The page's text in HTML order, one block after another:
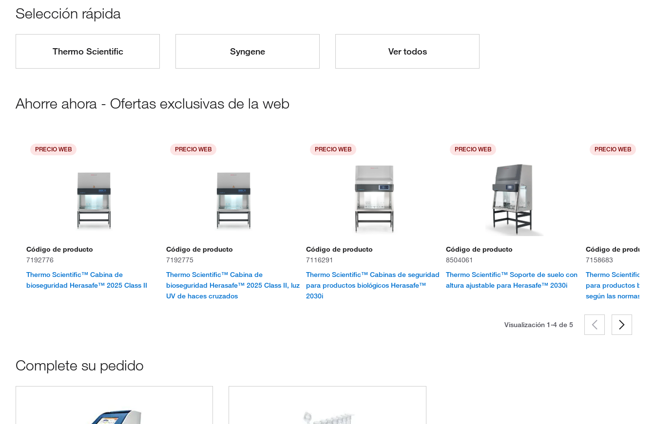
Selección rápida
Thermo Scientific Syngene Ver todos
Ahorre ahora - Ofertas exclusivas de la web
PRECIO WEB
Código de producto
7192776
Thermo Scientific™ Cabina de
bioseguridad Herasafe™ 2025 Class II
PRECIO WEB
Código de producto
7192775
Thermo Scientific™ Cabina de
bioseguridad Herasafe™ 2025 Class II, luz
UV de haces cruzados
PRECIO WEB
Código de producto
7116291
Thermo Scientific™ Cabinas de seguridad
para productos biológicos Herasafe™
2030i
PRECIO WEB
Código de producto
8504061
Thermo Scientific™ Soporte de suelo con
altura ajustable para Herasafe™ 2030i
PRECIO WEB
Código de producto
7158683
Thermo Scientific™
para productos
según las normas
Visualización 1-4 de 5
Complete su pedido